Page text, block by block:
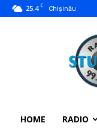
25.4 C Chișinău
HOME RADIO